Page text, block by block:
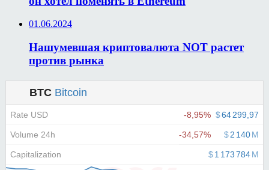
01.06.2024
Нашумевшая криптовалюта NOT растет
против рынка